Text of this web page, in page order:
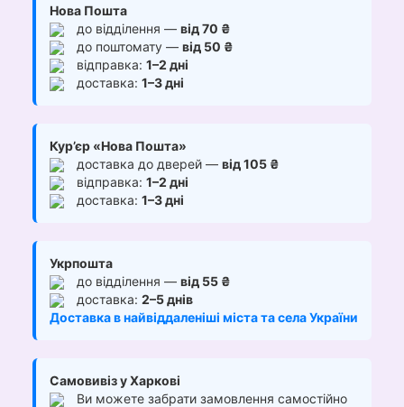
Нова Пошта
до відділення — від 70 ₴
до поштомату — від 50 ₴
відправка: 1–2 дні
доставка: 1–3 дні
Кур’єр «Нова Пошта»
доставка до дверей — від 105 ₴
відправка: 1–2 дні
доставка: 1–3 дні
Укрпошта
до відділення — від 55 ₴
доставка: 2–5 днів
Доставка в найвіддаленіші міста та села України
Самовивіз у Харкові
Ви можете забрати замовлення самостійно